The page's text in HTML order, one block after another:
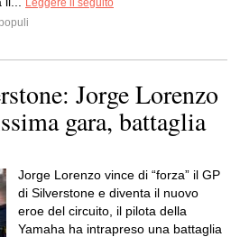
Leggere il seguito
Jorge Lorenzo
gara, battaglia
Jorge Lorenzo vince di “forza” il GP
di Silverstone e diventa il nuovo
eroe del circuito, il pilota della
Yamaha ha intrapreso una battaglia